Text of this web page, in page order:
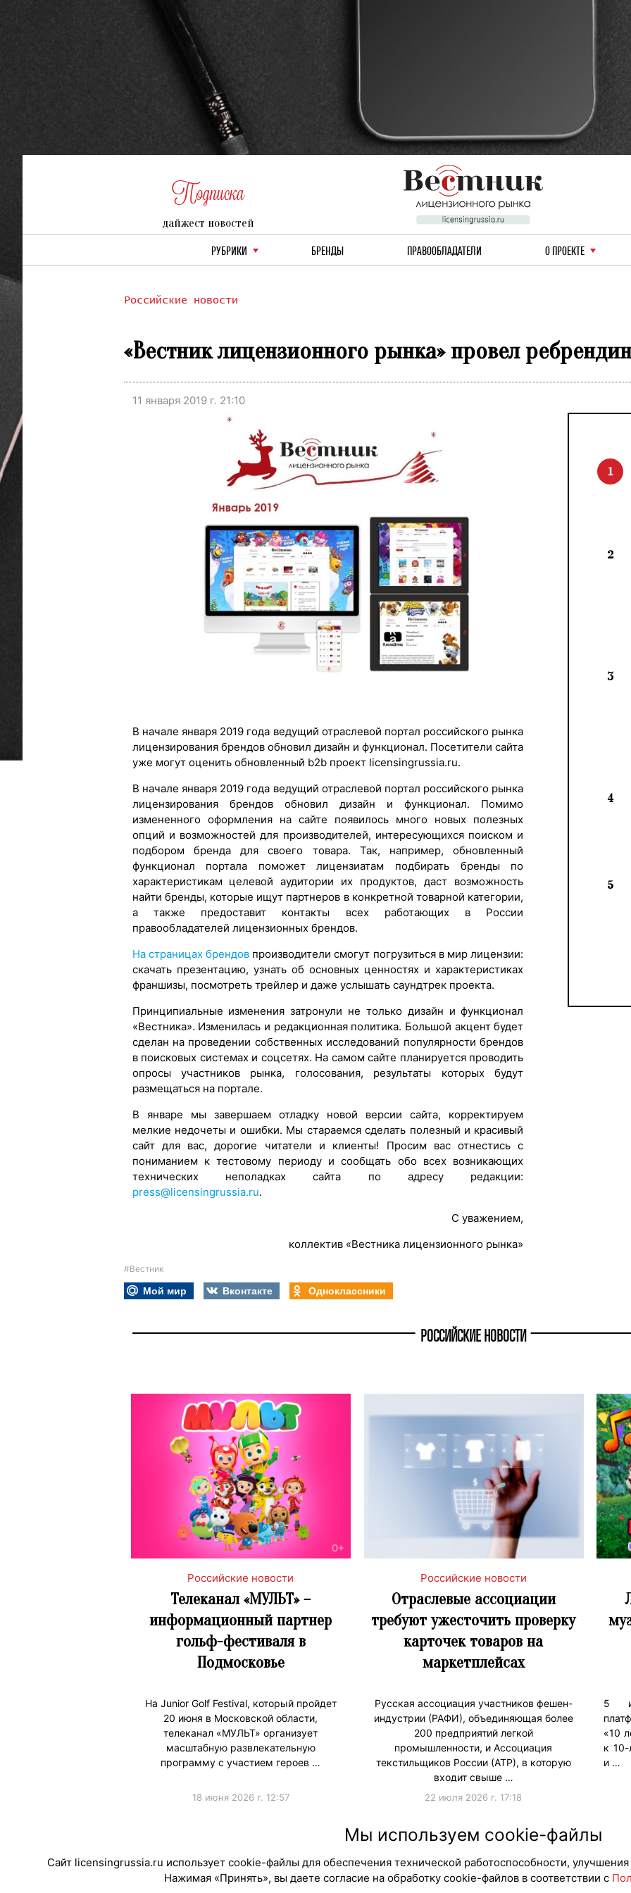
Подписка
дайжест новостей
РУБРИКИ БРЕНДЫ ПРАВООБЛАДАТЕЛИ О ПРОЕКТЕ
Российские новости
«Вестник лицензионного рынка» провел
11 января 2019 г. 21:10
В начале января 2019 года ведущий отраслевой портал российского рынка
лицензирования брендов обновил дизайн и функционал. Посетители сайта
уже могут оценить обновленный b2b проект licensingrussia.ru.
В начале января 2019 года ведущий отраслевой портал российского рынка
лицензирования брендов обновил дизайн и функционал. Помимо
измененного оформления на сайте появилось много новых полезных
опций и возможностей для производителей, интересующихся поиском и
подбором бренда для своего товара. Так, например, обновленный
функционал портала поможет лицензиатам подбирать бренды по
характеристикам целевой аудитории их продуктов, даст возможность
найти бренды, которые ищут партнеров в конкретной товарной категории,
а также предоставит контакты всех работающих в России
правообладателей лицензионных брендов.
На страницах брендовпроизводители смогут погрузиться в мир лицензии:
скачать презентацию, узнать об основных ценностях и характеристиках
франшизы, посмотреть трейлер и даже услышать саундтрек проекта.
Принципиальные изменения затронули не только дизайн и функционал
«Вестника». Изменилась и редакционная политика. Большой акцент будет
сделан на проведении собственных исследований популярности брендов
в поисковых системах и соцсетях. На самом сайте планируется проводить
опросы участников рынка, голосования, результаты которых будут
размещаться на портале.
В январе мы завершаем отладку новой версии сайта, корректируем
мелкие недочеты и ошибки. Мы стараемся сделать полезный и красивый
сайт для вас, дорогие читатели и клиенты! Просим вас отнестись с
пониманием к тестовому периоду и сообщать обо всех возникающих
технических неполадках сайта по адресу редакции:
press@licensingrussia.ru.
С уважением,
коллектив «Вестника лицензионного рынка»
1
2
3
4
5
#Вестник
Мой мир Вконтакте Одноклассники
РОССИЙСКИЕ НОВОСТИ
Российские новости
Телеканал «МУЛЬТ» –
информационный партнер
гольф-фестиваля в
Подмосковье
На Junior Golf Festival, который пройдет
20 июня в Московской области,
телеканал «МУЛЬТ» организует
масштабную развлекательную
программу с участием героев …
18 июня 2026 г. 12:57
Российские новости
Отраслевые ассоциации
требуют ужесточить проверку
карточек товаров на
маркетплейсах
Русская ассоциация участников фешен-
индустрии (РАФИ), объединяющая более
200 предприятий легкой
промышленности, и Ассоциация
текстильщиков России (АТР), в которую
входит свыше …
22 июля 2026 г. 17:18
5
«10
к 10-
и …
Мы используем cookie-файлы
Сайт licensingrussia.ru использует cookie-файлы для обеспечения технической работоспособности,
Нажимая «Принять», вы даете согласие на обработку cookie-файлов в соответствии с